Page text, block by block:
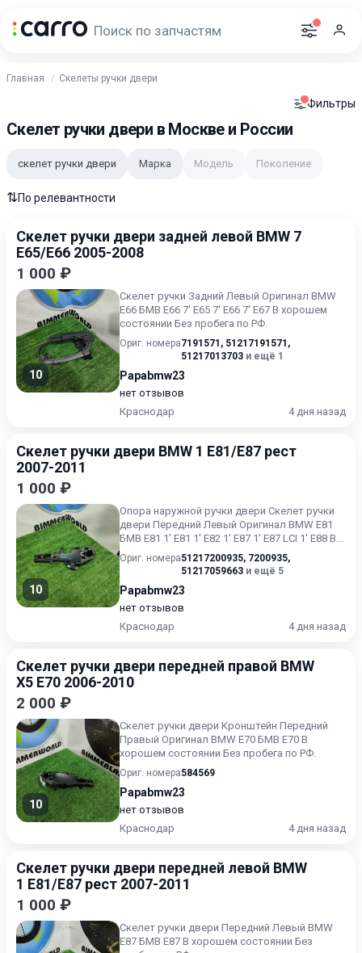
Главная Скелеты ручки двери
Фильтры
Скелет ручки двери в Москве и России
скелет ручки двери Марка Модель Поколение
⇅По релевантности
Скелет ручки двери задней левой BMW 7
E65/E66 2005-2008
1 000 ₽
10
Скелет ручки Задний Левый Оригинал BMW
E66 БМВ Е66 7' E65 7' E66 7' E67 В хорошем
состоянии Без пробега по РФ.
Ориг. номера7191571 , 51217191571 ,
51217013703 и ещё 1
Papabmw23
нет отзывов
Краснодар
4 дня назад
Скелет ручки двери BMW 1 E81/E87 рест
2007-2011
1 000 ₽
10
Опора наружной ручки двери Скелет ручки
двери Передний Левый Оригинал BMW E81
БМВ Е81 1' E81 1' E82 1' E87 1' E87 LCI 1' E88 В
хорошем состо...
Ориг. номера51217200935, 7200935,
51217059663 и ещё 5
Papabmw23
нет отзывов
Краснодар
4 дня назад
Скелет ручки двери передней правой BMW
X5 E70 2006-2010
2 000 ₽
10
Скелет ручки двери Кронштейн Передний
Правый Оригинал BMW E70 БМВ Е70 В
хорошем состоянии Без пробега по РФ.
Ориг. номера584569
Papabmw23
нет отзывов
Краснодар
4 дня назад
Скелет ручки двери передней левой BMW
1 E81/E87 рест 2007-2011
1 000 ₽
Скелет ручки двери Передний Левый BMW
E87 БМВ Е87 В хорошем состоянии Без